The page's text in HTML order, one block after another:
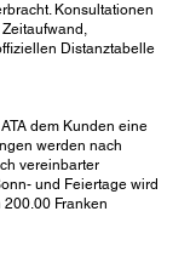
Konsultationen
Distanztabelle
dem Kunden eine
werden nach
vereinbarter
und Feiertage wird
Franken